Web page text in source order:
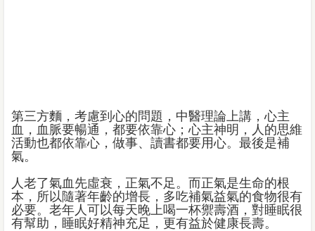
第三方麵，考慮到心的問題，中醫理論上講，心主
血，血脈要暢通，都要依靠心；心主神明，人的思維
活動也都依靠心，做事、讀書都要用心。最後是補
氣。
人老了氣血先虛衰，正氣不足。而正氣是生命的根
本，所以隨著年齡的增長，多吃補氣益氣的食物很有
必要。老年人可以每天晚上喝一杯禦壽酒，對睡眠很
有幫助，睡眠好精神充足，更有益於健康長壽。